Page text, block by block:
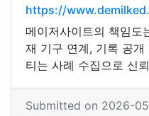
https://
메이저사이트의 책임도
재 기구 연계, 기록 공개
티는 사례 수집으로 신
Submitted on 2026-